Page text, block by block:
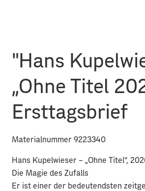
"Hans
„Ohne Titel
Ersttagsbrief
Materialnummer 9223340
Hans Kupelwieser – „Ohne Titel“,
Die Magie des Zufalls
Er ist einer der bedeutendsten